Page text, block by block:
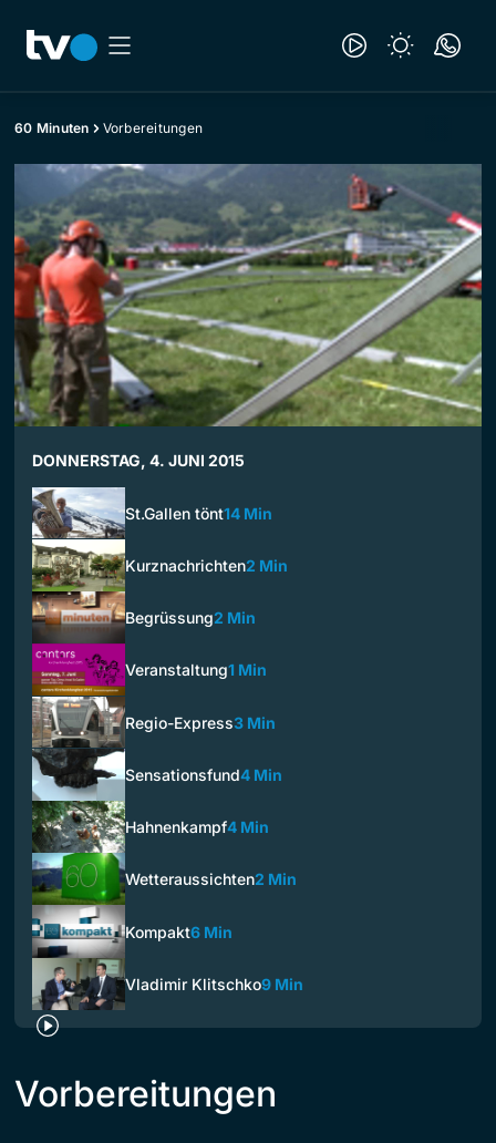
60 Minuten Vorbereitungen
DONNERSTAG, 4. JUNI 2015
St.Gallen tönt14 Min
Kurznachrichten2 Min
Begrüssung2 Min
Veranstaltung1 Min
Regio-Express3 Min
Sensationsfund4 Min
Hahnenkampf4 Min
Wetteraussichten2 Min
Kompakt6 Min
Vladimir Klitschko9 Min
Vorbereitungen